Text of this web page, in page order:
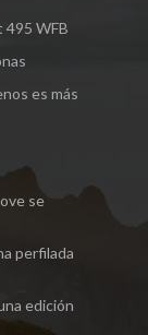
495 WFB
es más
se
perfilada
edición